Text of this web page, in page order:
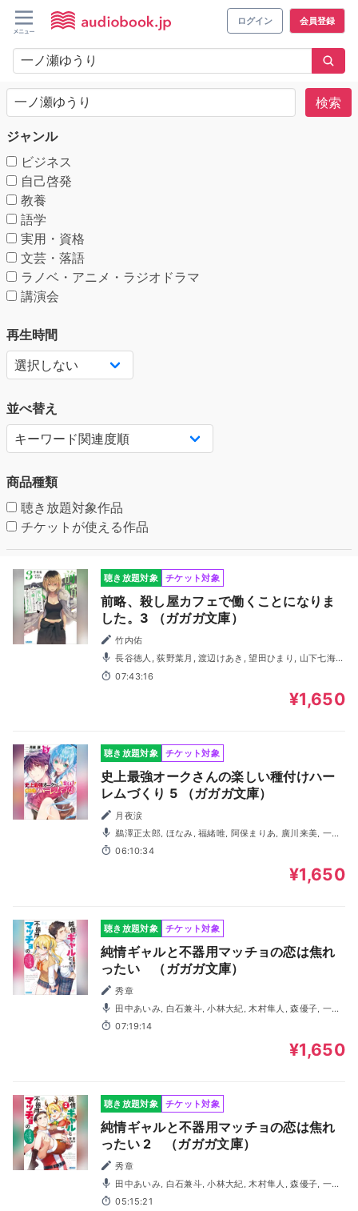
ログイン 会員登録
検索
ジャンル
ビジネス
自己啓発
教養
語学
実用・資格
文芸・落語
ラノベ・アニメ・ラジオドラマ
講演会
再生時間
並べ替え
商品種類
聴き放題対象作品
チケットが使える作品
聴き放題対象 チケット対象
前略、殺し屋カフェで働くことになりま
した。3 （ガガガ文庫）
竹内佑
長谷徳人, 荻野葉月, 渡辺けあき, 望田ひまり, 山下七海,
藤井隼, おぎたえりこ, 比留間俊哉, 一ノ瀬ゆうり, 藤崎龍
07:43:16
¥1,650
聴き放題対象 チケット対象
史上最強オークさんの楽しい種付けハー
レムづくり 5 （ガガガ文庫）
月夜涙
鵜澤正太郎, ほなみ, 福緒唯, 阿保まりあ, 廣川来美, 一ノ
瀬ゆうり, 堀総士郎, 石野竜三, 柚木涼香, 笹本直起
06:10:34
¥1,650
聴き放題対象 チケット対象
純情ギャルと不器用マッチョの恋は焦れ
ったい （ガガガ文庫）
秀章
瀬ゆうり
07:19:14
¥1,650
聴き放題対象 チケット対象
純情ギャルと不器用マッチョの恋は焦れ
ったい 2 （ガガガ文庫）
秀章
瀬ゆうり, 渡海音
05:15:21